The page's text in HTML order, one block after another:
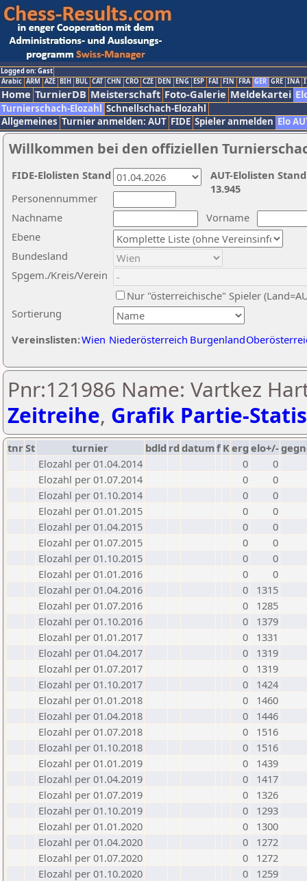
Logged on: Gast
Arabic ARM AZE BIH BUL CAT CHN CRO CZE DEN ENG ESP FAI FIN FRA GER GRE INA
Home TurnierDB Meisterschaft Foto-Galerie Meldekartei
Turnierschach-Elozahl Schnellschach-Elozahl
Allgemeines Turnier anmelden: AUT FIDE Spieler anmelden Elo
Willkommen bei den offiziellen
Nachname
Vorname
Ebene
Sortierung
Personennummer
Bundesland
Spgem./Kreis/Verein
Nur "österreichische" Spieler
Vereinslisten:Wien Niederösterreich Burgenland
AUT-Elolisten
13.945
FIDE-Elolisten Stand
Pnr:121986 Name: Vartkez
Zeitreihe, Grafik Partie-
tnrSt turnier bdld rd datumf Kerg elo+/-
Elozahl per 01.04.2014
0
0
Elozahl per 01.07.2014
0
0
Elozahl per 01.10.2014
0
0
Elozahl per 01.01.2015
0
0
Elozahl per 01.04.2015
0
0
Elozahl per 01.07.2015
0
0
Elozahl per 01.10.2015
0
0
Elozahl per 01.01.2016
0
0
Elozahl per 01.04.2016
0
1315
Elozahl per 01.07.2016
0
1285
Elozahl per 01.10.2016
0
1379
Elozahl per 01.01.2017
0
1331
Elozahl per 01.04.2017
0
1319
Elozahl per 01.07.2017
0
1319
Elozahl per 01.10.2017
0
1424
Elozahl per 01.01.2018
0
1460
Elozahl per 01.04.2018
0
1446
Elozahl per 01.07.2018
0
1516
Elozahl per 01.10.2018
0
1516
Elozahl per 01.01.2019
0
1439
Elozahl per 01.04.2019
0
1417
Elozahl per 01.07.2019
0
1326
Elozahl per 01.10.2019
0
1293
Elozahl per 01.01.2020
0
1300
Elozahl per 01.04.2020
0
1272
Elozahl per 01.07.2020
0
1272
Elozahl per 01.10.2020
0
1259